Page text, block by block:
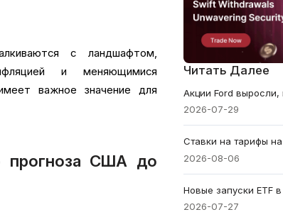
с ландшафтом,
и меняющимися
важное значение для
прогноза США до
Читать Далее
2026-07-29
2026-08-06
2026-07-27